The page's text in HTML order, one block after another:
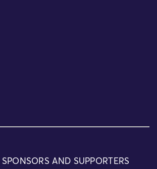
AND SUPPORTERS